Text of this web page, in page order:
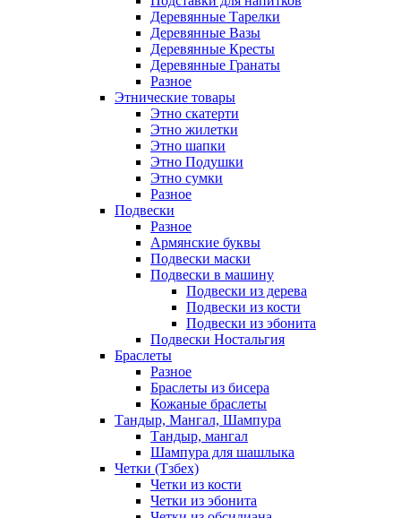
Деревянные Тарелки
Деревянные Вазы
Деревянные Кресты
Деревянные Гранаты
Разное
Этнические товары
Этно скатерти
Этно жилетки
Этно шапки
Этно Подушки
Этно сумки
Разное
Подвески
Разное
Армянские буквы
Подвески маски
Подвески в машину
Подвески из дерева
Подвески из кости
Подвески из эбонита
Подвески Ностальгия
Браслеты
Разное
Браслеты из бисера
Кожаные браслеты
Тандыр, Мангал, Шампура
Тандыр, мангал
Шампура для шашлыка
Четки (Тзбех)
Четки из кости
Четки из эбонита